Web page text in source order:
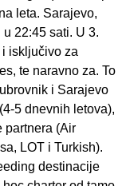
leta. Sarajevo,
22:45 sati. U 3.
isključivo za
te naravno za. To
i Sarajevo
5 dnevnih letova),
partnera (Air
LOT i Turkish).
destinacije